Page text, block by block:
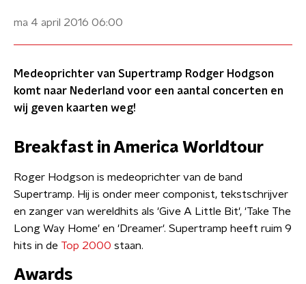
ma 4 april 2016 06:00
Medeoprichter van Supertramp Rodger Hodgson
komt naar Nederland voor een aantal concerten en
wij geven kaarten weg!
Breakfast in America Worldtour
Roger Hodgson is medeoprichter van de band
Supertramp. Hij is onder meer componist, tekstschrijver
en zanger van wereldhits als 'Give A Little Bit', 'Take The
Long Way Home' en 'Dreamer'. Supertramp heeft ruim 9
hits in de Top 2000 staan.
Awards